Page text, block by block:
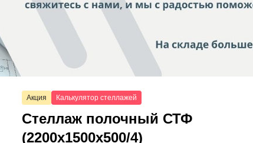
Акция Калькулятор стеллажей
Стеллаж полочный СТФ
(2200x1500x500/4)